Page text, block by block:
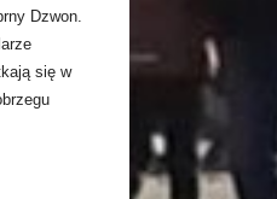
Dzwon.
się w